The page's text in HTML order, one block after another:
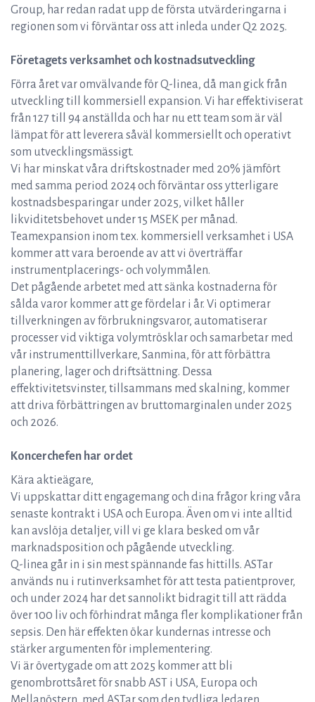
Group, har redan radat upp de första utvärderingarna i
regionen som vi förväntar oss att inleda under Q2 2025.
Företagets verksamhet och kostnadsutveckling
Förra året var omvälvande för Q-linea, då man gick från
utveckling till kommersiell expansion. Vi har effektiviserat
från 127 till 94 anställda och har nu ett team som är väl
lämpat för att leverera såväl kommersiellt och operativt
som utvecklingsmässigt.
Vi har minskat våra driftskostnader med 20% jämfört
med samma period 2024 och förväntar oss ytterligare
kostnadsbesparingar under 2025, vilket håller
likviditetsbehovet under 15 MSEK per månad.
Teamexpansion inom t.ex. kommersiell verksamhet i USA
kommer att vara beroende av att vi överträffar
instrumentplacerings- och volymmålen.
Det pågående arbetet med att sänka kostnaderna för
sålda varor kommer att ge fördelar i år. Vi optimerar
tillverkningen av förbrukningsvaror, automatiserar
processer vid viktiga volymtrösklar och samarbetar med
vår instrumenttillverkare, Sanmina, för att förbättra
planering, lager och driftsättning. Dessa
effektivitetsvinster, tillsammans med skalning, kommer
att driva förbättringen av bruttomarginalen under 2025
och 2026.
Koncerchefen har ordet
Kära aktieägare,
Vi uppskattar ditt engagemang och dina frågor kring våra
senaste kontrakt i USA och Europa. Även om vi inte alltid
kan avslöja detaljer, vill vi ge klara besked om vår
marknadsposition och pågående utveckling.
Q-linea går in i sin mest spännande fas hittills. ASTar
används nu i rutinverksamhet för att testa patientprover,
och under 2024 har det sannolikt bidragit till att rädda
över 100 liv och förhindrat många fler komplikationer från
sepsis. Den här effekten ökar kundernas intresse och
stärker argumenten för implementering.
Vi är övertygade om att 2025 kommer att bli
genombrottsåret för snabb AST i USA, Europa och